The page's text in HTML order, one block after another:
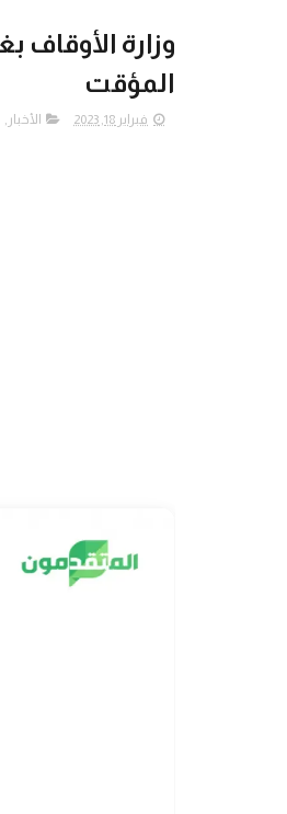
وزارة
المؤقت
فبراير 18, 2023 الأخبار ,